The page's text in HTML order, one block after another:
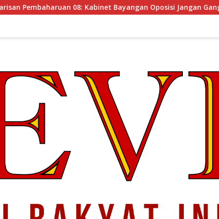
Bayangan Oposisi Jangan Ganggu Stabilitas Nasional